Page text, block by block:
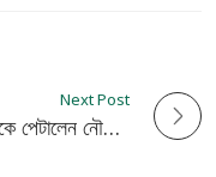
বাতিল
Next Post
কুষ্টিয়ায় স্বতন্ত্র প্রার্থীর সমর্থককে পেটালেন নৌকার সমর্থকরা